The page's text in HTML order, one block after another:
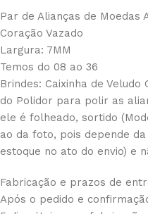
Par de Alianças de Moedas
Coração Vazado
Largura: 7MM
Temos do 08 ao 36
Brindes: Caixinha de
do Polidor para polir as
ele é folheado, sortido
ao da foto, pois depende
estoque no ato do envio) e
Fabricação e prazos de
Após o pedido e